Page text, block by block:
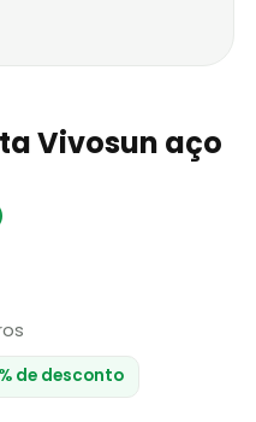
Vivosun aço
de desconto